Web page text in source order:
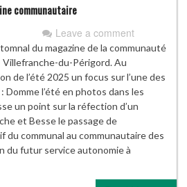
communautaire
Leave a comment
du magazine de la communauté
Villefranche-du-Périgord. Au
de l’été 2025 un focus sur l’une des
l’été en photos dans les
un point sur la réfection d’un
et Besse le passage de
du communal au communautaire des
du futur service autonomie à